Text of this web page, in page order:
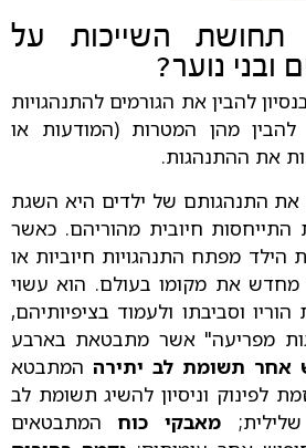
תחושת השייכות על
ובני נוער?
להבין את הגורמים להתנהגויות
להבין מהן המטרות (המודעות או
את ההתנהגות.
את התנהגותם של ילדים היא השגת
חיובית מהוריהם. כאשר
הילד מפתח התנהגויות חיוביות או
מחדש את מקומו בעולם. הוא עשוי
וסביבתו ולעמוד בציפיותיהם,
מפריעה" אשר מתבטאת בארבע
אחר תשומת לב יתירה המתבטא
לפינוק וניסיון להשיג תשומת לב
מאבקי כוחהמתבטאים